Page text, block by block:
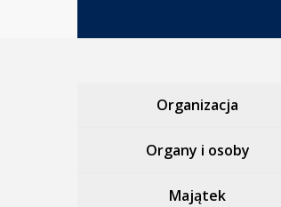
Organizacja
Organy i osoby
Majątek